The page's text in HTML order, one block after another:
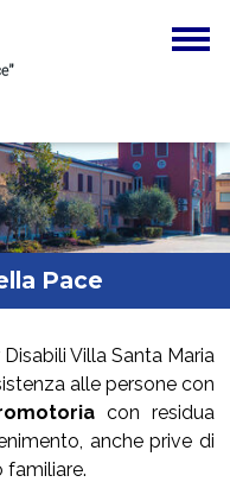
Pace
Villa Santa Maria
alle persone con
con residua
anche prive di